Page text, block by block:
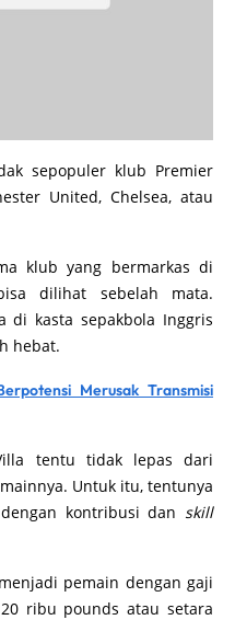
sepopuler klub Premier
United, Chelsea, atau
klub yang bermarkas di
dilihat sebelah mata.
di kasta sepakbola Inggris
hebat.
Merusak Transmisi
tentu tidak lepas dari
Untuk itu, tentunya
kontribusi dan skill
pemain dengan gaji
ribu pounds atau setara